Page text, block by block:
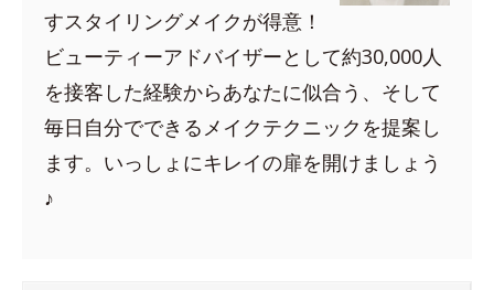
すスタイリングメイクが得意！
ビューティーアドバイザーとして約30,000人
を接客した経験からあなたに似合う、そして
毎日自分でできるメイクテクニックを提案し
ます。いっしょにキレイの扉を開けましょう
♪